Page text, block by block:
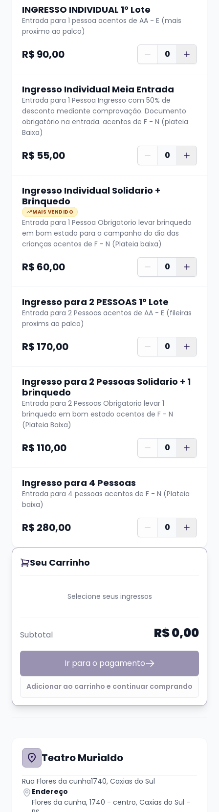
um espetáculo imperdível com EROS PRADO
a 5° serie venceu é um espetaculo com muita
interação e risada GRANTIDA!!
Convida os amigos e nao fiquem de fora
Teremos sorteio de brindes pré show, e os
brinquedos arrecadados serao destinados
para a campanha do dia das criancas do
Projeto da JA jiu Jitsu
Chegue cedo para garantir um bom lugar e
espetáculo!
Riso em Cena Produções
Grandes artistas nos grandes palcos.🎤✨
INGRESSO INDIVIDUAL 1° Lote
Entrada para 1 pessoa acentos de AA - E (mais
proximo ao palco)
R$ 90,00 0
Ingresso Individual Meia Entrada
Entrada para 1 Pessoa Ingresso com 50% de
desconto mediante comprovação. Documento
obrigatório na entrada. acentos de F - N (plateia
Baixa)
R$ 55,00 0
Ingresso Individual Solidario +
Brinquedo
MAIS VENDIDO
Entrada para 1 Pessoa Obrigatorio levar brinquedo
em bom estado para a campanha do dia das
crianças acentos de F - N (Plateia baixa)
R$ 60,00 0
Ingresso para 2 PESSOAS 1° Lote
Entrada para 2 Pessoas acentos de AA - E (fileiras
proxims ao palco)
R$ 170,00 0
Ingresso para 2 Pessoas Solidario + 1
brinquedo
Entrada para 2 Pessoas Obrigatorio levar 1
brinquedo em bom estado acentos de F - N
(Plateia Baixa)
R$ 110,00 0
Ingresso para 4 Pessoas
Entrada para 4 pessoas acentos de F - N (Plateia
baixa)
R$ 280,00 0
Seu Carrinho
Selecione seus ingressos
Subtotal R$ 0,00
Ir para o pagamento
Adicionar ao carrinho e continuar comprando
Teatro Murialdo
Rua Flores da cunha1740, Caxias do Sul
Endereço
Flores da cunha, 1740 - centro, Caxias do Sul -